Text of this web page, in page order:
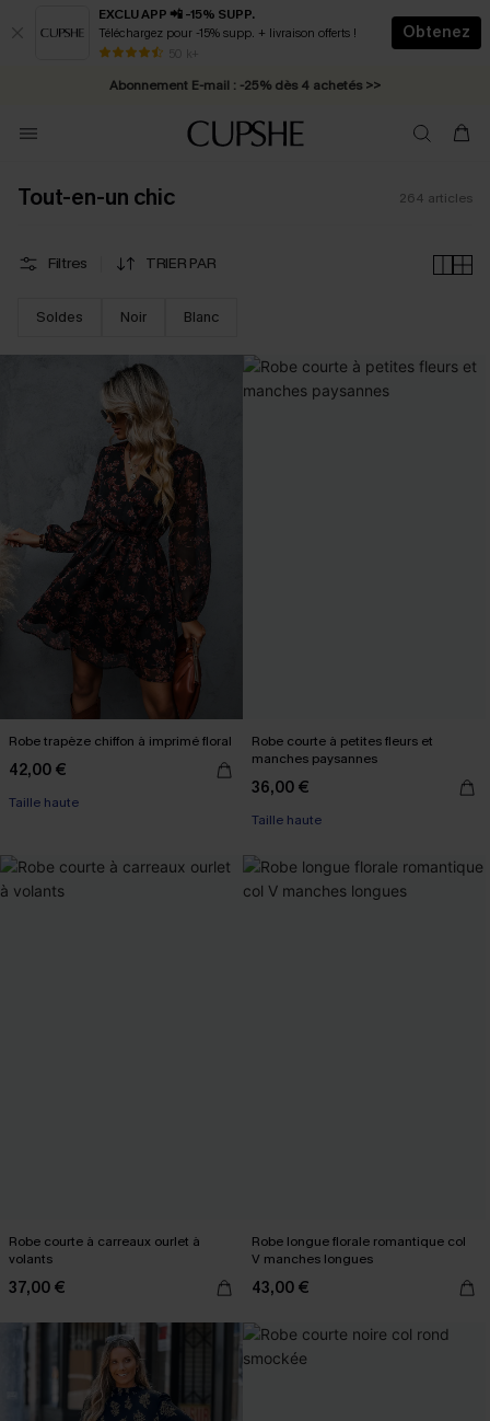
EXCLU APP 📲 -15% SUPP.
Téléchargez pour -15% supp. + livraison offerts !
50 k+
Obtenez
* Livraison éclair 2-3 jours ouvrés >>
Abonnement E-mail : -25% dès 4 achetés >>
Tout-en-un chic 264 articles
Filtres TRIER PAR
Soldes Noir Blanc
Robe trapèze chiffon à imprimé floral
42,00 €
Taille haute
Robe courte à petites fleurs et
manches paysannes
36,00 €
Taille haute
Robe courte à carreaux ourlet à
volants
37,00 €
Robe longue florale romantique col
V manches longues
43,00 €